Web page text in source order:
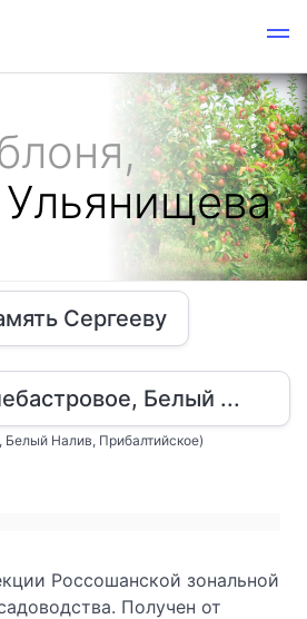
Сергееву
Белый ...
Белый Налив, Прибалтийское)
Россошанской зональной
Получен от